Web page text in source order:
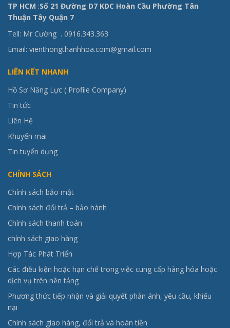
TP HCM :Số 21 Đường D7 KDC Hoàn Cầu Phường Tân
Thuận Tây Quận 7
Tell: Mr Cường . 0916.343.363
Email: vienthongthanhhoa.com@gmail.com
LIÊN KẾT NHANH
Hồ Sơ Năng Lực ( Profile Company)
Tin tức
Liên Hệ
Khuyến mãi
Tin tuyển dụng
CHÍNH SÁCH
Chính sách bảo mật
Chính sách đổi trả – bảo hành
Chính sách thanh toán
chính sách giao hàng
Hợp Tác Phát Triển
Các điều kiện hoặc hạn chế trong việc cung cấp hàng hóa hoặc
dịch vụ trên nền tảng
Phương thức tiếp nhận và giải quyết phản ánh, yêu cầu, khiếu
nại
Chính sách giao hàng, đổi trả và hoàn tiền